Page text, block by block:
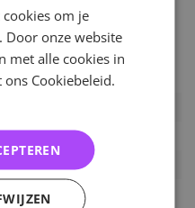
8437529285267
18-11-2025
05-12-2025
om je
Door onze website
met alle cookies in
Cookiebeleid.